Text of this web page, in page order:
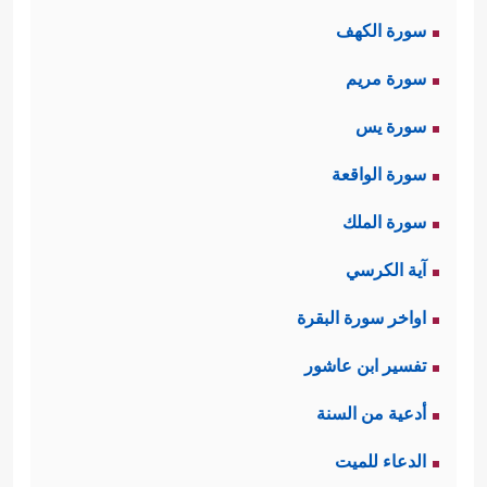
في عقله:
وزكَّاه في دينه ومكانته عند ربه:
سورة الكهف
سورة مريم
سورة يس
سورة الواقعة
سورة الملك
آية الكرسي
اواخر سورة البقرة
تفسير ابن عاشور
أدعية من السنة
الدعاء للميت